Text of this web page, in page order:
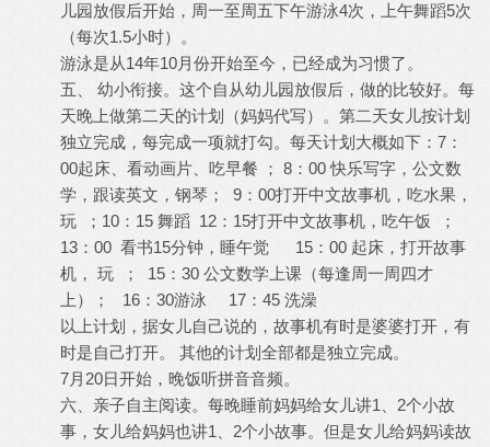
儿园放假后开始，周一至周五下午游泳4次，上午舞蹈5次
（每次1.5小时）。
游泳是从14年10月份开始至今，已经成为习惯了。
五、 幼小衔接。这个自从幼儿园放假后，做的比较好。每
天晚上做第二天的计划（妈妈代写）。第二天女儿按计划
独立完成，每完成一项就打勾。每天计划大概如下：7：
00起床、看动画片、吃早餐 ； 8：00 快乐写字，公文数
学，跟读英文，钢琴； 9：00打开中文故事机，吃水果，
玩 ；10：15 舞蹈 12：15打开中文故事机，吃午饭 ；
13：00 看书15分钟，睡午觉 15：00 起床，打开故事
机， 玩 ； 15：30 公文数学上课（每逢周一周四才
上）； 16：30游泳 17：45 洗澡
以上计划，据女儿自己说的，故事机有时是婆婆打开，有
时是自己打开。 其他的计划全部都是独立完成。
7月20日开始，晚饭听拼音音频。
六、亲子自主阅读。每晚睡前妈妈给女儿讲1、2个小故
事，女儿给妈妈也讲1、2个小故事。但是女儿给妈妈读故